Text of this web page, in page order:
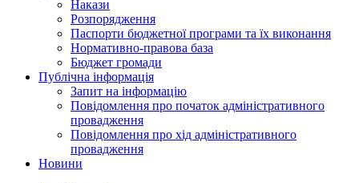
Накази
Розпорядження
Паспорти бюджетної програми та їх виконання
Нормативно-правова база
Бюджет громади
Публічна інформація
Запит на інформацію
Повідомлення про початок адміністративного
провадження
Повідомлення про хід адміністративного
провадження
Новини